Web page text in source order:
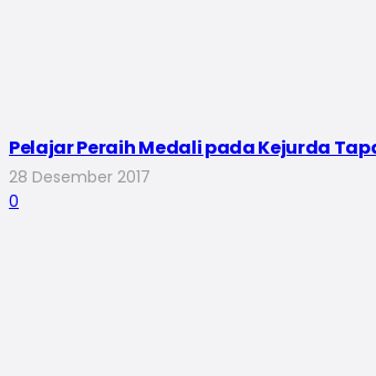
Pelajar Peraih Medali pada Kejurda
28 Desember 2017
0